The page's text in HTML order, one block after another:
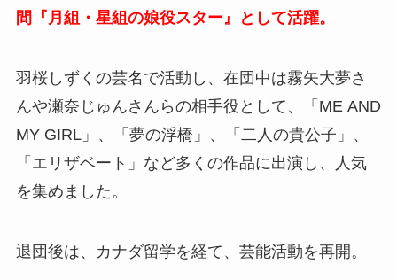
間『月組・星組の娘役スター』として活躍。
羽桜しずくの芸名で活動し、在団中は霧矢大夢さ
んや瀬奈じゅんさんらの相手役として、「ME AND
MY GIRL」、「夢の浮橋」、「二人の貴公子」、
「エリザベート」など多くの作品に出演し、人気
を集めました。
退団後は、カナダ留学を経て、芸能活動を再開。